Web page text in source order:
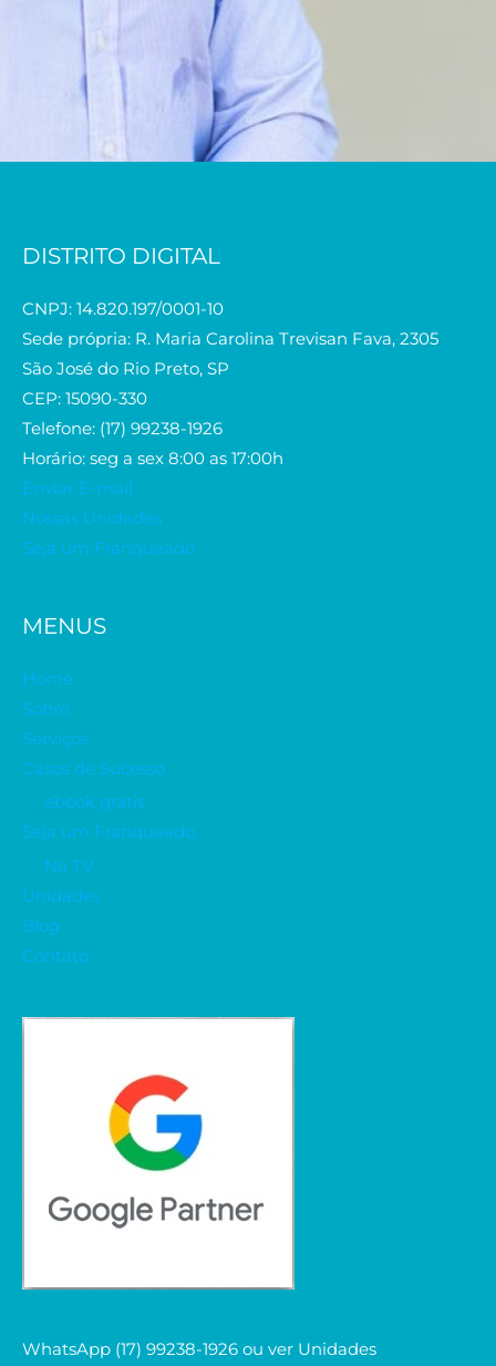
DISTRITO DIGITAL
CNPJ: 14.820.197/0001-10
Sede própria: R. Maria Carolina Trevisan Fava, 2305
São José do Rio Preto, SP
CEP: 15090-330
Telefone: (17) 99238-1926
Horário: seg a sex 8:00 as 17:00h
Enviar E-mail
Nossas Unidades
Seja um Franqueado
MENUS
Home
Sobre
Serviços
Casos de Sucesso
ebook grátis
Seja um Franqueado
Na TV
Unidades
Blog
Contato
WhatsApp (17) 99238-1926 ou ver Unidades